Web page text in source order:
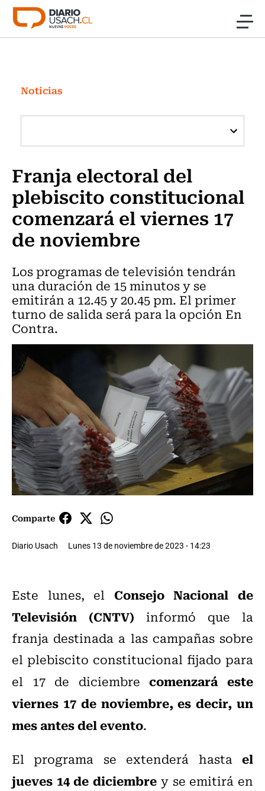
Click acá para ir directamente al contenido
Investigación
Cultura
Programas Radio y TV Usach
Noticias
Franja electoral del
plebiscito constitucional
comenzará el viernes 17
de noviembre
Los programas de televisión tendrán
una duración de 15 minutos y se
emitirán a 12.45 y 20.45 pm. El primer
turno de salida será para la opción En
Contra.
Comparte
Diario Usach Lunes 13 de noviembre de 2023 - 14:23
Este lunes, el Consejo Nacional de
Televisión (CNTV) informó que la
franja destinada a las campañas sobre
el plebiscito constitucional fijado para
el 17 de diciembre comenzará este
viernes 17 de noviembre, es decir, un
mes antes del evento.
El programa se extenderá hasta el
jueves 14 de diciembre y se emitirá en